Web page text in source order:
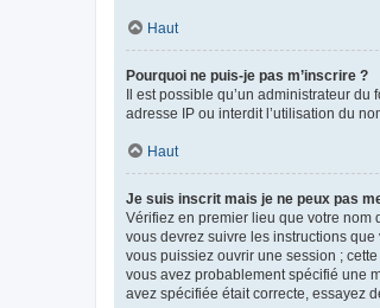
Haut
Pourquoi ne puis-je pas m’inscrire ?
Il est possible qu’un administrateur
adresse IP ou interdit l’utilisation du
Haut
Je suis inscrit mais je ne peux pas
Vérifiez en premier lieu que votre nom
vous devrez suivre les instructions
vous puissiez ouvrir une session ;
vous avez probablement spécifié une
avez spécifiée était correcte, essayez